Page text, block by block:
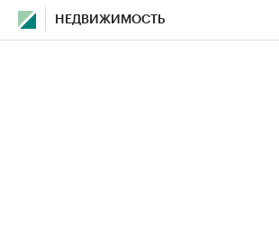
НЕДВИЖИМОСТЬ